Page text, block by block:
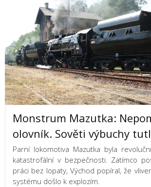
Monstrum Mazutka:
olovník. Sověti výbuchy
Parní lokomotiva Mazutka byla
katastrofální v bezpečnosti. Zatímco
práci bez lopaty, Východ popíral, že
systému došlo k explozím.